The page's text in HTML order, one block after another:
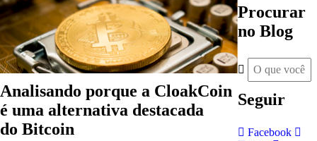
Analisando porque a CloakCoin
é uma alternativa destacada
do Bitcoin
Procurar
no Blog
Seguir
Facebook